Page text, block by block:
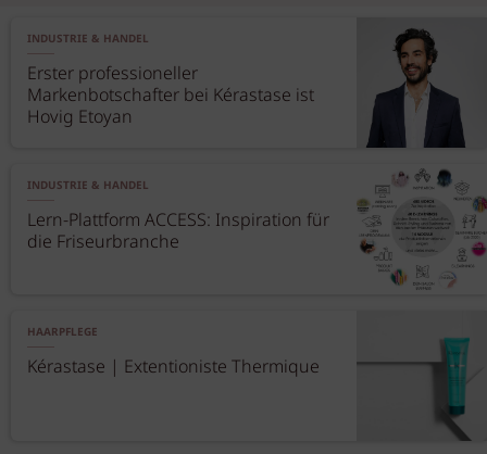
INDUSTRIE & HANDEL
Erster professioneller
Markenbotschafter bei Kérastase ist
Hovig Etoyan
INDUSTRIE & HANDEL
Lern-Plattform ACCESS: Inspiration für
die Friseurbranche
HAARPFLEGE
Kérastase | Extentioniste Thermique